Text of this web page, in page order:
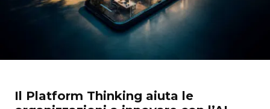
Il Platform Thinking aiuta le